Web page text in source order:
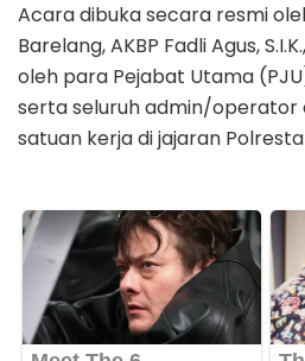
Acara dibuka secara resmi
Barelang, AKBP Fadli Agus,
oleh para Pejabat Utama
serta seluruh admin/operator
satuan kerja di jajaran